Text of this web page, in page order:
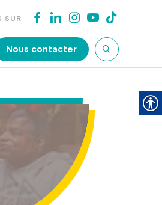
SUR
Nous contacter